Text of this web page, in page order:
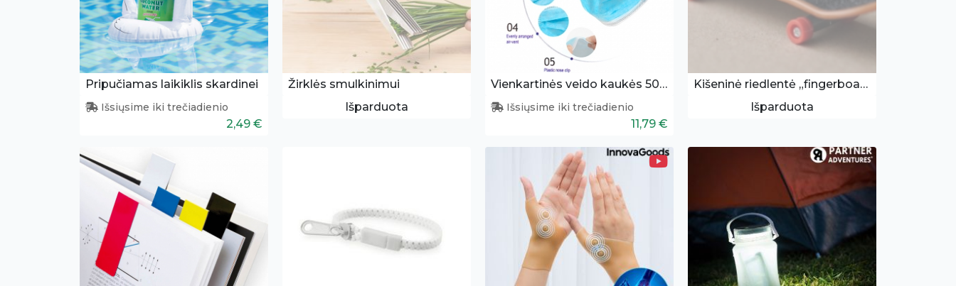
Pripučiamas laikiklis skardinei
Išsiųsime iki trečiadienio
2,49 €
Žirklės smulkinimui
Išparduota
Vienkartinės veido kaukės 50 vnt.
Išsiųsime iki trečiadienio
11,79 €
Kišeninė riedlentė „fingerboard“
Išparduota